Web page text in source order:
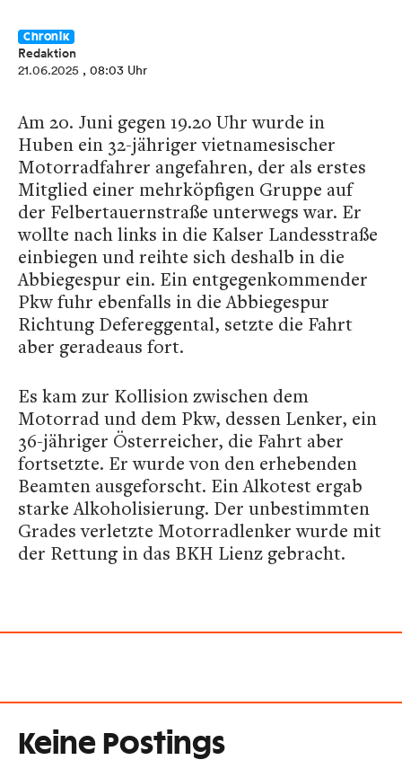
Chronik
Redaktion
21.06.2025 , 08:03 Uhr
Am 20. Juni gegen 19.20 Uhr wurde in
Huben ein 32-jähriger vietnamesischer
Motorradfahrer angefahren, der als erstes
Mitglied einer mehrköpfigen Gruppe auf
der Felbertauernstraße unterwegs war. Er
wollte nach links in die Kalser Landesstraße
einbiegen und reihte sich deshalb in die
Abbiegespur ein. Ein entgegenkommender
Pkw fuhr ebenfalls in die Abbiegespur
Richtung Defereggental, setzte die Fahrt
aber geradeaus fort.
Es kam zur Kollision zwischen dem
Motorrad und dem Pkw, dessen Lenker, ein
36-jähriger Österreicher, die Fahrt aber
fortsetzte. Er wurde von den erhebenden
Beamten ausgeforscht. Ein Alkotest ergab
starke Alkoholisierung. Der unbestimmten
Grades verletzte Motorradlenker wurde mit
der Rettung in das BKH Lienz gebracht.
Keine Postings